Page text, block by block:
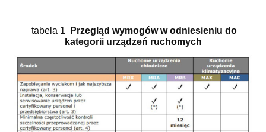
tabela 1
Przegląd wymogów w odniesieniu do
kategorii urządzeń ruchomych